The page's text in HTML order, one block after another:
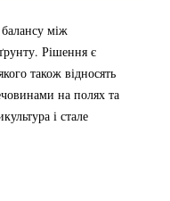
між
Рішення є
також відносять
на полях та
і стале